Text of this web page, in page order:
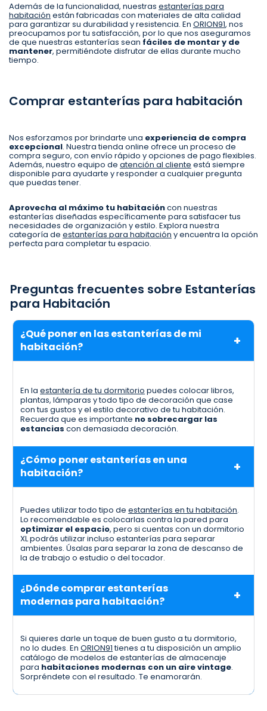
Además de la funcionalidad, nuestras estanterías para
habitación están fabricadas con materiales de alta calidad
para garantizar su durabilidad y resistencia. En ORION91, nos
preocupamos por tu satisfacción, por lo que nos aseguramos
de que nuestras estanterías sean fáciles de montar y de
mantener, permitiéndote disfrutar de ellas durante mucho
tiempo.
Comprar estanterías para habitación
Nos esforzamos por brindarte una experiencia de compra
excepcional. Nuestra tienda online ofrece un proceso de
compra seguro, con envío rápido y opciones de pago flexibles.
Además, nuestro equipo de atención al cliente está siempre
disponible para ayudarte y responder a cualquier pregunta
que puedas tener.
Aprovecha al máximo tu habitacióncon nuestras
estanterías diseñadas específicamente para satisfacer tus
necesidades de organización y estilo. Explora nuestra
categoría de estanterías para habitación y encuentra la opción
perfecta para completar tu espacio.
Preguntas frecuentes sobre Estanterías
para Habitación
¿Qué poner en las estanterías de mi
habitación?
En laestantería de tu dormitorio puedes colocar libros,
plantas, lámparas y todo tipo de decoración que case
con tus gustos y el estilo decorativo de tu habitación.
Recuerda que es importante no sobrecargar las
estancias con demasiada decoración.
¿Cómo poner estanterías en una
habitación?
Puedes utilizar todo tipo deestanterías en tu habitación.
Lo recomendable es colocarlas contra la pared para
optimizar el espacio, pero si cuentas con un dormitorio
XL podrás utilizar incluso estanterías para separar
ambientes. Úsalas para separar la zona de descanso de
la de trabajo o estudio o del tocador.
¿Dónde comprar estanterías
modernas para habitación?
Si quieres darle un toque de buen gusto a tu dormitorio,
no lo dudes. EnORION91tienes a tu disposición un amplio
catálogo de modelos de estanterías de almacenaje
para habitaciones modernas con un aire vintage.
Sorpréndete con el resultado. Te enamorarán.